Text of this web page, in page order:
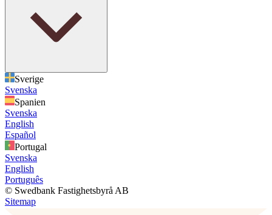
Sverige
Svenska
Spanien
Svenska
English
Español
Portugal
Svenska
English
Português
© Swedbank Fastighetsbyrå AB
Sitemap